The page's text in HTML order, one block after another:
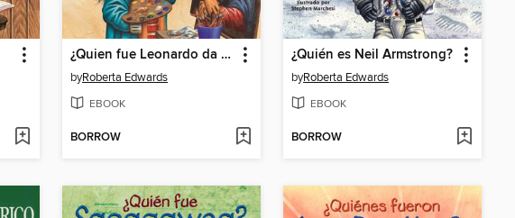
¿Quien fue Leonardo da Vinci?
byRoberta Edwards
EBOOK
BORROW
¿Quién es Neil Armstrong?
byRoberta Edwards
EBOOK
BORROW